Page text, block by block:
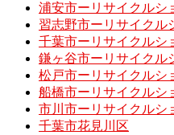
浦安市ーリサイクルシ
習志野市ーリサイクル
千葉市ーリサイクルシ
鎌ヶ谷市ーリサイクル
松戸市ーリサイクルシ
船橋市ーリサイクルシ
市川市ーリサイクルシ
千葉市花見川区